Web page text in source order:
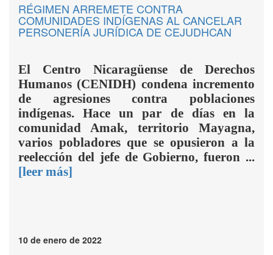
RÉGIMEN ARREMETE CONTRA
COMUNIDADES INDÍGENAS AL CANCELAR
PERSONERÍA JURÍDICA DE CEJUDHCAN
El Centro Nicaragüense de Derechos
Humanos (CENIDH) condena incremento
de agresiones contra poblaciones
indígenas. Hace un par de días en la
comunidad Amak, territorio Mayagna,
varios pobladores que se opusieron a la
reelección del jefe de Gobierno, fueron ...
[leer más]
10 de enero de 2022